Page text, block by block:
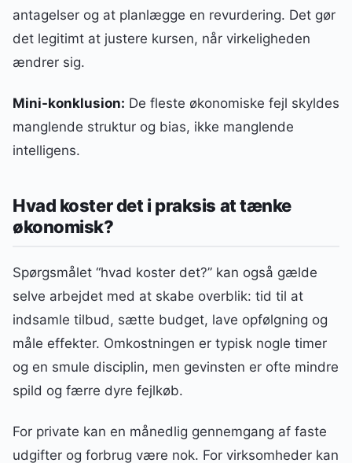
antagelser og at planlægge en revurdering. Det gør
det legitimt at justere kursen, når virkeligheden
ændrer sig.
Mini-konklusion: De fleste økonomiske fejl skyldes
manglende struktur og bias, ikke manglende
intelligens.
Hvad koster det i praksis at tænke
økonomisk?
Spørgsmålet “hvad koster det?” kan også gælde
selve arbejdet med at skabe overblik: tid til at
indsamle tilbud, sætte budget, lave opfølgning og
måle effekter. Omkostningen er typisk nogle timer
og en smule disciplin, men gevinsten er ofte mindre
spild og færre dyre fejlkøb.
For private kan en månedlig gennemgang af faste
udgifter og forbrug være nok. For virksomheder kan